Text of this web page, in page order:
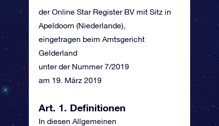
der Online Star Register BV mit Sitz in
Apeldoorn (Niederlande),
eingetragen beim Amtsgericht
Gelderland
unter der Nummer 7/2019
am 19. März 2019
Art. 1. Definitionen
In diesen Allgemeinen